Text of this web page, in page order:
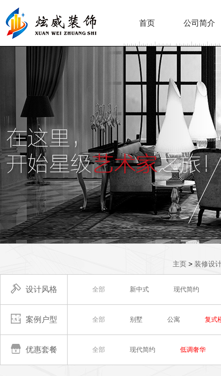
首页 公司简介
主页 > 装修设
设计风格 全部 新中式 现代简约
案例户型 全部 别墅 公寓 复式
优惠套餐 全部 现代简约 低调奢华